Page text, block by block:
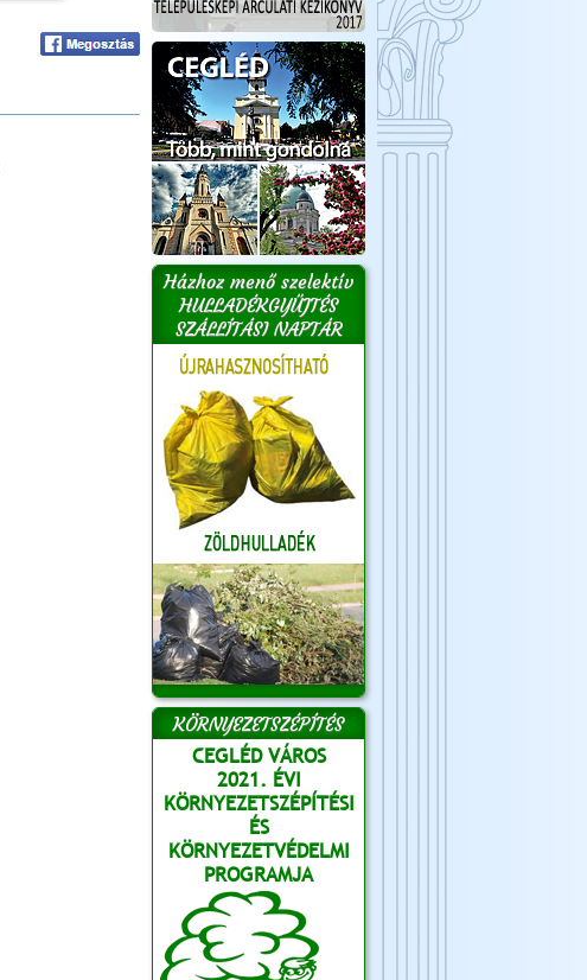
Házhoz menő szelektív
HULLADÉKGYŰJTÉS
SZÁLLÍTÁSI NAPTÁR
KÖRNYEZETSZÉPÍTÉS
CEGLÉD VÁROS
2021. ÉVI
KÖRNYEZETSZÉPÍTÉSI
ÉS
KÖRNYEZETVÉDELMI
PROGRAMJA